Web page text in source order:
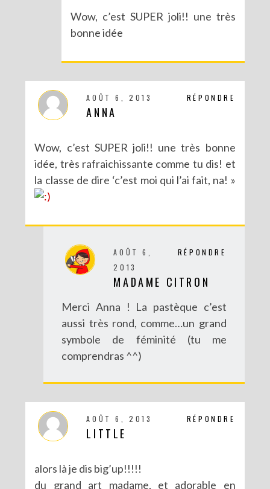
DIY : UN PETIT CITRON POUR UNE ANNONCE SPÉCIALE
DIY : BRACELET BRÉSILIEN XXL
Wow, c’est SUPER joli!! une très
bonne idée
RÉPONDRE
AOÛT 6, 2013
ANNA
Wow, c’est SUPER joli!! une très bonne
idée, très rafraichissante comme tu dis! et
la classe de dire ‘c’est moi qui l’ai fait, na! »
RÉPONDRE
AOÛT 6,
2013
MADAME CITRON
Merci Anna ! La pastèque c’est
aussi très rond, comme…un grand
symbole de féminité (tu me
comprendras ^^)
RÉPONDRE
AOÛT 6, 2013
LITTLE
alors là je dis big’up!!!!!
du grand art madame, et adorable en